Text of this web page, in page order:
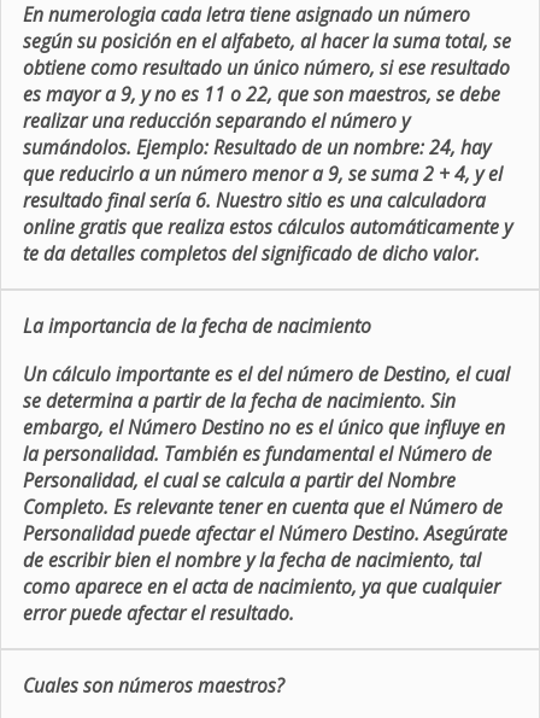
En numerologia cada letra tiene asignado un número
según su posición en el alfabeto, al hacer la suma total, se
obtiene como resultado un único número, si ese resultado
es mayor a 9, y no es 11 o 22, que son maestros, se debe
realizar una reducción separando el número y
sumándolos. Ejemplo: Resultado de un nombre: 24, hay
que reducirlo a un número menor a 9, se suma 2 + 4, y el
resultado final sería 6. Nuestro sitio es una calculadora
online gratis que realiza estos cálculos automáticamente y
te da detalles completos del significado de dicho valor.
La importancia de la fecha de nacimiento
Un cálculo importante es el del número de Destino, el cual
se determina a partir de la fecha de nacimiento. Sin
embargo, el Número Destino no es el único que influye en
la personalidad. También es fundamental el Número de
Personalidad, el cual se calcula a partir del Nombre
Completo. Es relevante tener en cuenta que el Número de
Personalidad puede afectar el Número Destino. Asegúrate
de escribir bien el nombre y la fecha de nacimiento, tal
como aparece en el acta de nacimiento, ya que cualquier
error puede afectar el resultado.
Cuales son números maestros?